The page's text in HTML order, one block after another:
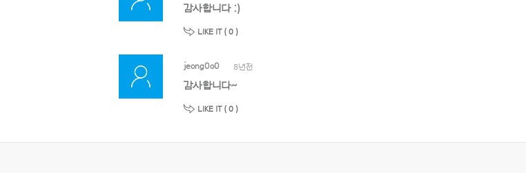
감사합니다 :)
LIKE IT ( 0 )
jeong0o0 8년전
감사합니다~
LIKE IT ( 0 )